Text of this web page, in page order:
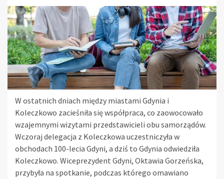
W ostatnich dniach między miastami Gdynia i
Koleczkowo zacieśniła się współpraca, co zaowocowało
wzajemnymi wizytami przedstawicieli obu samorządów.
Wczoraj delegacja z Koleczkowa uczestniczyła w
obchodach 100-lecia Gdyni, a dziś to Gdynia odwiedziła
Koleczkowo. Wiceprezydent Gdyni, Oktawia Gorzeńska,
przybyła na spotkanie, podczas którego omawiano